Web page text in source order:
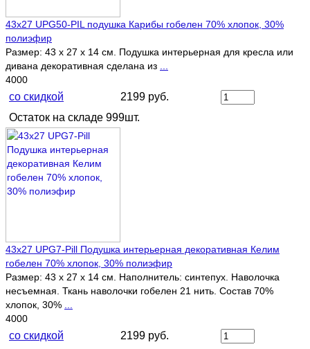
43х27 UPG50-PIL подушка Карибы гобелен 70% хлопок, 30%
полиэфир
Размер: 43 х 27 х 14 см. Подушка интерьерная для кресла или
дивана декоративная сделана из
4000
со скидкой
2199 руб.
Остаток на складе 999шт.
43х27 UPG7-Pill Подушка интерьерная декоративная Келим
гобелен 70% хлопок, 30% полиэфир
Размер: 43 х 27 х 14 см. Наполнитель: синтепух. Наволочка
несъемная. Ткань наволочки гобелен 21 нить. Состав 70%
хлопок, 30%
4000
со скидкой
2199 руб.